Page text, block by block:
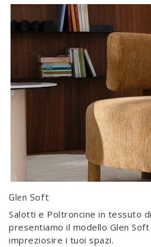
Glen Soft
Salotti e Poltroncine in tessuto
presentiamo il modello Glen
impreziosire i tuoi spazi.